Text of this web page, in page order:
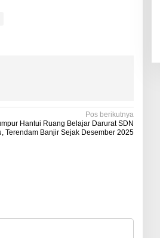
Pos berikutnya
Hantui Ruang Belajar Darurat SDN
Terendam Banjir Sejak Desember 2025